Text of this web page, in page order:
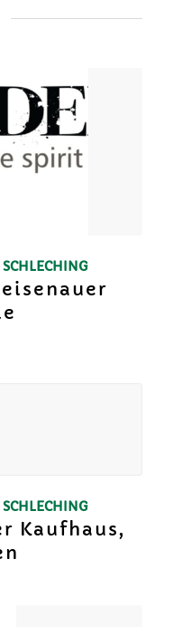
SCHLECHING
SCHLECHING
Kaufhaus,